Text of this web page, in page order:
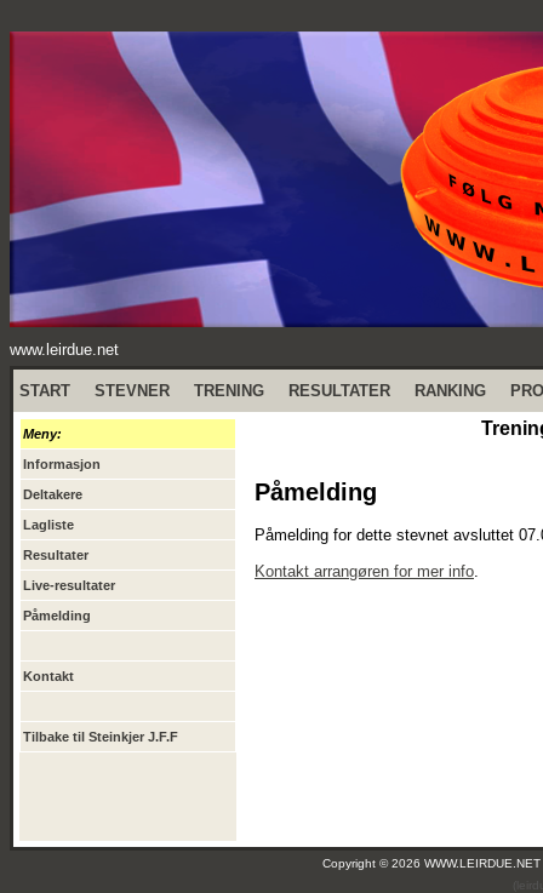
www.leirdue.net
START STEVNER TRENING RESULTATER RANKING
Meny:
Informasjon
Deltakere
Lagliste
Resultater
Live-resultater
Påmelding
Kontakt
Tilbake til Steinkjer J.F.F
Påmelding
Påmelding for dette stevnet avsluttet
Kontakt arrangøren for mer info.
Copyright © 2026